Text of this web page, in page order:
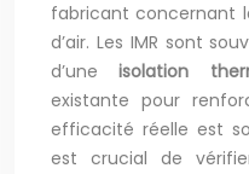
fabricant concernant
d’air. Les IMR sont
d’uneisolation
existante pour
efficacité réelle est
est crucial de